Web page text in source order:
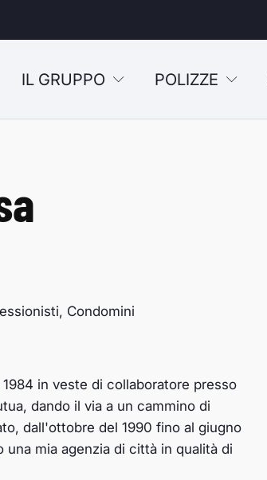
IL GRUPPO POLIZZE
Condomini
in veste di collaboratore presso
dando il via a un cammino di
dall'ottobre del 1990 fino al giugno
mia agenzia di città in qualità di